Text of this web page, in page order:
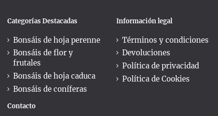
Categorías Destacadas
Bonsáis de hoja perenne
Bonsáis de flor y
frutales
Bonsáis de hoja caduca
Bonsáis de coníferas
Información legal
Términos y condiciones
Devoluciones
Política de privacidad
Política de Cookies
Contacto